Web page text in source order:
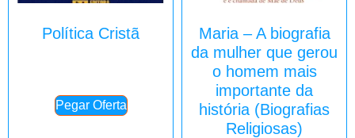
Política Cristã
Pegar Oferta
Maria – A biografia
da mulher que gerou
o homem mais
importante da
história (Biografias
Religiosas)